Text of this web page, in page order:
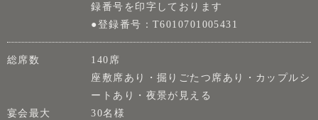
録番号を印字しております
●登録番号：T6010701005431
総席数
140席
座敷席あり・掘りごたつ席あり・カップルシ
ートあり・夜景が見える
宴会最大
30名様